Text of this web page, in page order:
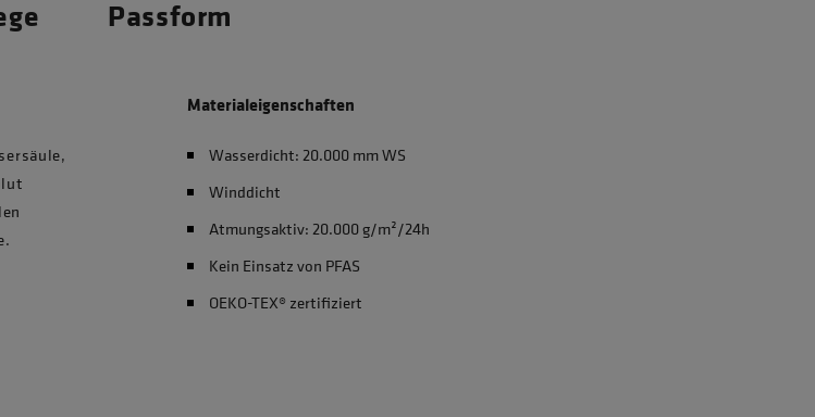
Passform
Materialeigenschaften
Wasserdicht: 20.000 mm WS
Winddicht
Atmungsaktiv: 20.000 g/m²/24h
Kein Einsatz von PFAS
OEKO-TEX® zertifiziert